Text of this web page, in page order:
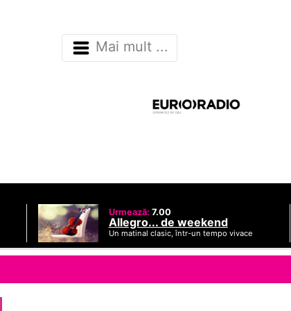
Mai mult ...
Urmează: 7.00
Allegro... de weekend
Un matinal clasic, într-un tempo vivace